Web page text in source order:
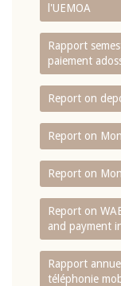
l'UEMOA
Rapport
paiement
Report on
Report on
Report on
Report on
and payment
Rapport
téléphonie